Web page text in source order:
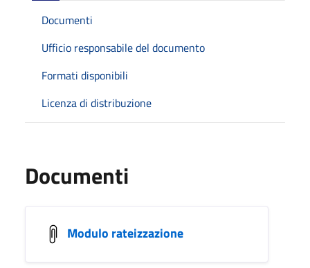
Documenti
Ufficio responsabile del documento
Formati disponibili
Licenza di distribuzione
Documenti
Modulo rateizzazione